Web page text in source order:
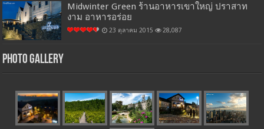
Midwinter Green ร้านอาหารเขาใหญ่ ปราสาท
งาม อาหารอร่อย
23 ตุลาคม 2015 28,087
Photo Gallery